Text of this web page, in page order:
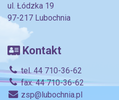
ul. Łódzka 19
97-217 Lubochnia
Kontakt
tel. 44 710-36-62
fax. 44 710-36-62
zsp@lubochnia.pl